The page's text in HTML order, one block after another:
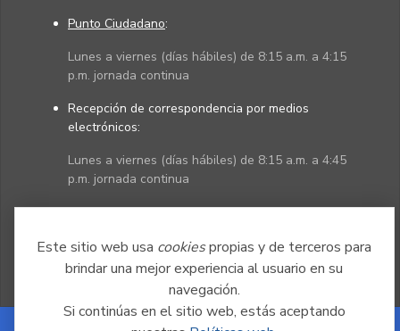
Este sitio web usa cookiespropias y de terceros para
brindar una mejor experiencia al usuario en su
navegación.
Si continúas en el sitio web, estás aceptando
Punto Ciudadano:
Lunes a viernes (días hábiles) de 8:15 a.m. a 4:15
p.m. jornada continua
Recepción de correspondencia por medios
electrónicos:
Lunes a viernes (días hábiles) de 8:15 a.m. a 4:45
p.m. jornada continua